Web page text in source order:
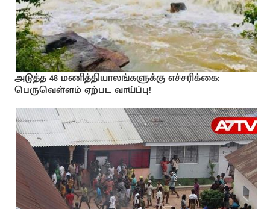
அடுத்த 48 மணித்தியாலங்களுக்கு எச்சரிக்கை:
பெருவெள்ளம் ஏற்பட வாய்ப்பு!